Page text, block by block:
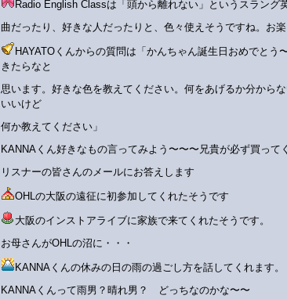
Radio English Classは「頭から離れない」というスラング
曲だったり、好きな人だったりと、色々使えそうですね。お
HAYATOくんからの質問は「かんちゃん誕生日おめでと
きたらなと
思います。好きな色を教えてください。何をあげるか分から
いいけど
何か教えてください」
KANNAくん好きなもの言ってみよう〜〜〜兄貴が必ず買って
リスナーの皆さんのメールにお答えします
OHLの大阪の遠征に初参加してくれたそうです
大阪のインストアライブに家族で来てくれたそうです。
お母さんがOHLの沼に・・・
KANNAくんの休みの日の雨の過ごし方を話してくれます。
KANNAくんって雨男？晴れ男？ どっちなのかな〜〜